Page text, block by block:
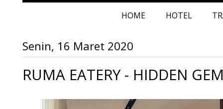
HOME HOTEL
Senin, 16 Maret 2020
RUMA EATERY - HIDDEN